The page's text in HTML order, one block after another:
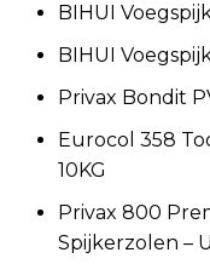
BIHUI
BIHUI
Privax Bondit
Eurocol 358
10KG
Privax 800
Spijkerzolen –